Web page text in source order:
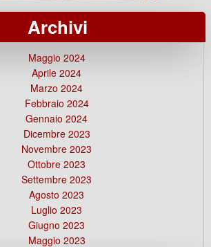
Archivi
Maggio 2024
Aprile 2024
Marzo 2024
Febbraio 2024
Gennaio 2024
Dicembre 2023
Novembre 2023
Ottobre 2023
Settembre 2023
Agosto 2023
Luglio 2023
Giugno 2023
Maggio 2023